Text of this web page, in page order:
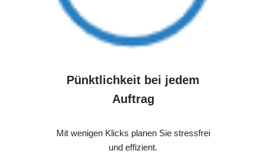
Pünktlichkeit bei jedem
Auftrag
Mit wenigen Klicks planen Sie stressfrei
und effizient.